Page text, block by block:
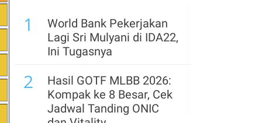
Tengah Tantangan
Global
Masih Terbuka Peluang
Bisnis Asuransi
Kendaraan Tumbuh
hingga Akhir 2026
1
World Bank Pekerjakan
Lagi Sri Mulyani di IDA22,
Ini Tugasnya
2
Hasil GOTF MLBB 2026:
Kompak ke 8 Besar, Cek
Jadwal Tanding ONIC